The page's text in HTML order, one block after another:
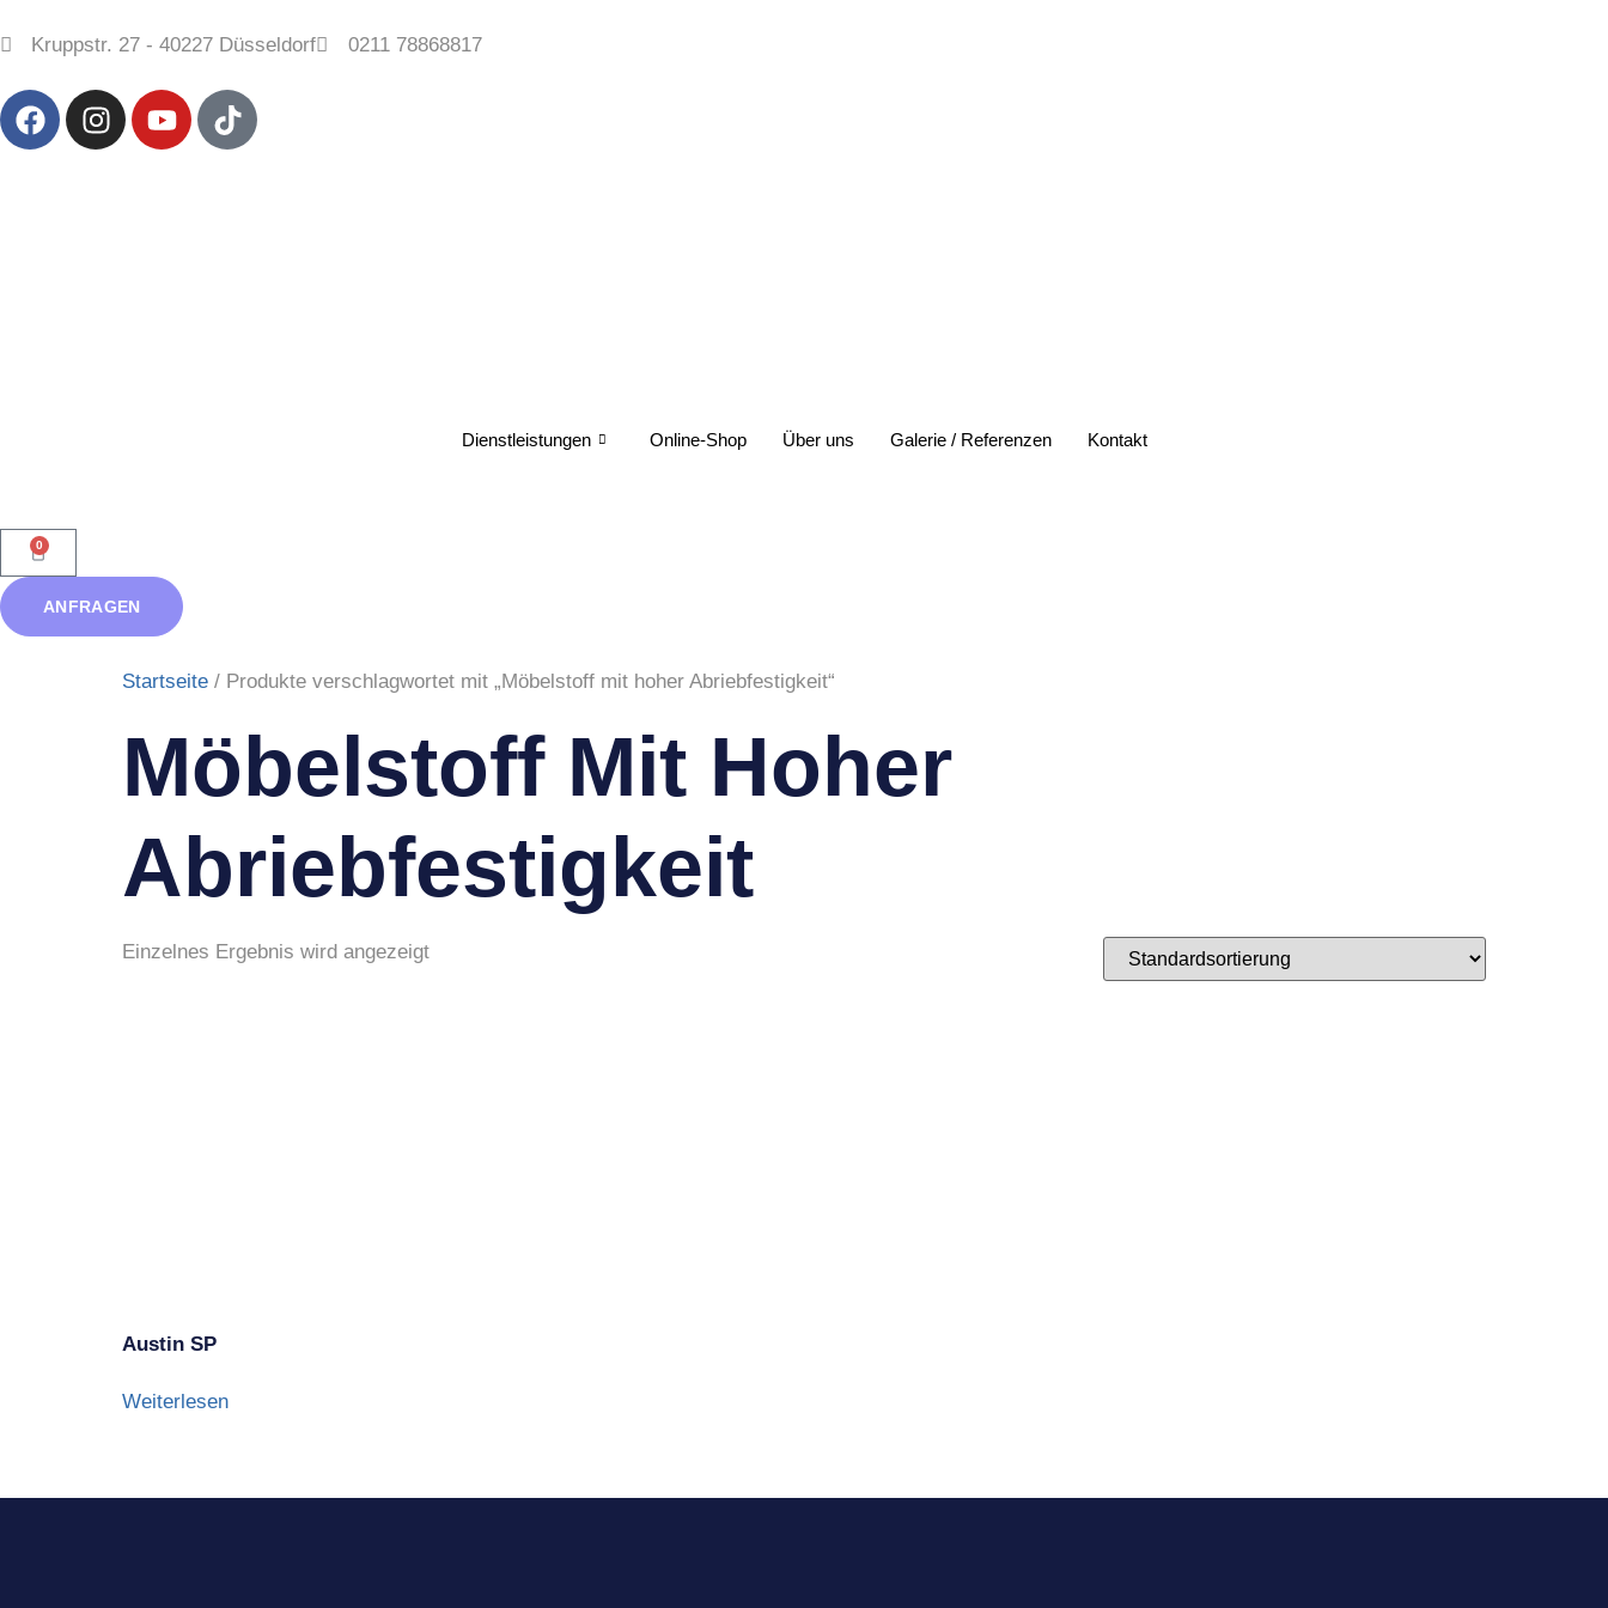
Kruppstr. 27 - 40227 Düsseldorf 0211 78868817
Dienstleistungen Online-Shop Über uns Galerie / Referenzen Kontakt
0
ANFRAGEN
Startseite / Produkte verschlagwortet mit „Möbelstoff mit hoher Abriebfestigkeit“
Möbelstoff Mit Hoher
Abriebfestigkeit
Einzelnes Ergebnis wird angezeigt
Austin SP
Weiterlesen